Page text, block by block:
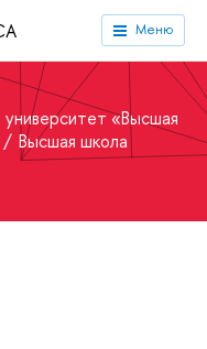
Меню
университет «Высшая
Высшая школа